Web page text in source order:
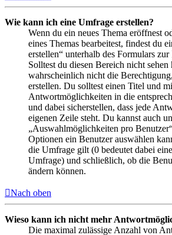
Wie kann ich eine Umfrage erstellen?
Wenn du ein neues Thema eröffnest
eines Themas bearbeitest, findest du
erstellen“ unterhalb des Formulars
Solltest du diesen Bereich nicht sehen
wahrscheinlich nicht die
erstellen. Du solltest einen Titel und
Antwortmöglichkeiten in die
und dabei sicherstellen, dass jede
eigenen Zeile steht. Du kannst auch
„Auswahlmöglichkeiten pro
Optionen ein Benutzer auswählen
die Umfrage gilt (0 bedeutet dabei
Umfrage) und schließlich, ob die
ändern können.
Nach oben
Wieso kann ich nicht mehr
Die maximal zulässige Anzahl von